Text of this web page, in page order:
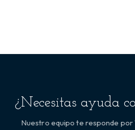
¿Necesitas ayuda
Nuestro equipo te responde